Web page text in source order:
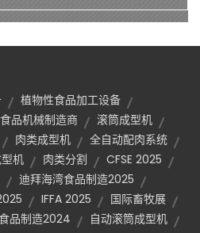
植物性食品加工设备
食品机械制造商
滚筒成型机
肉类成型机
全自动配肉系统
机 肉类分割
CFSE 2025
迪拜海湾食品制造2025
IFFA 2025
国际畜牧展
品制造2024
自动滚筒成型机